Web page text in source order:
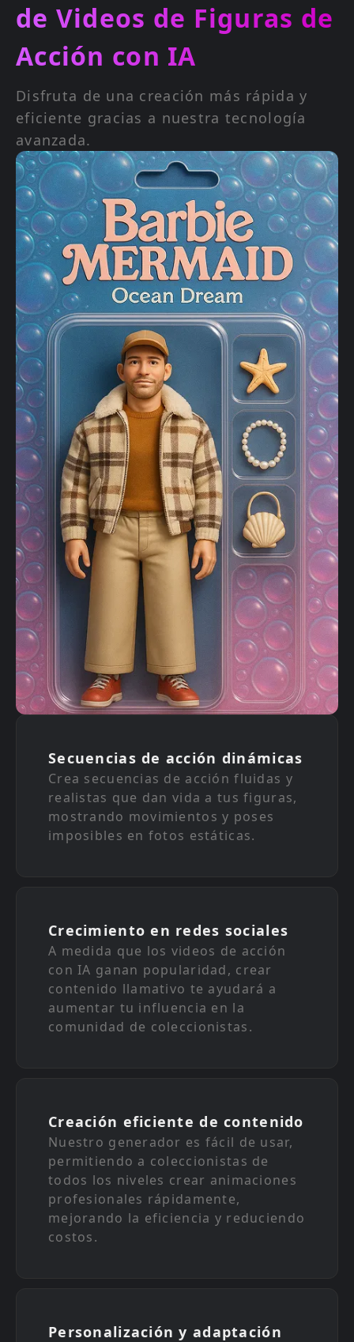
de Videos de Figuras de
Acción con IA
Disfruta de una creación más rápida y
eficiente gracias a nuestra tecnología
avanzada.
Secuencias de acción dinámicas
Crea secuencias de acción fluidas y
realistas que dan vida a tus figuras,
mostrando movimientos y poses
imposibles en fotos estáticas.
Crecimiento en redes sociales
A medida que los videos de acción
con IA ganan popularidad, crear
contenido llamativo te ayudará a
aumentar tu influencia en la
comunidad de coleccionistas.
Creación eficiente de contenido
Nuestro generador es fácil de usar,
permitiendo a coleccionistas de
todos los niveles crear animaciones
profesionales rápidamente,
mejorando la eficiencia y reduciendo
costos.
Personalización y adaptación